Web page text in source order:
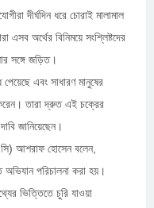
দীর্ঘদিন ধরে চোরাই মালামাল
অর্থের বিনিময়ে সংশ্লিষ্টদের
সঙ্গে জড়িত।
এবং সাধারণ মানুষের
তারা দ্রুত এই চক্রের
জানিয়েছেন।
আশরাফ হোসেন বলেন,
পরিচালনা করা হয়।
ভিত্তিতে চুরি যাওয়া